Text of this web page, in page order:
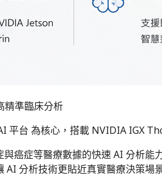
精準臨床分析
平台 為核心，搭載 NVIDIA IGX
癌症等醫療數據的快速 AI 分析
分析技術更貼近真實醫療決策場